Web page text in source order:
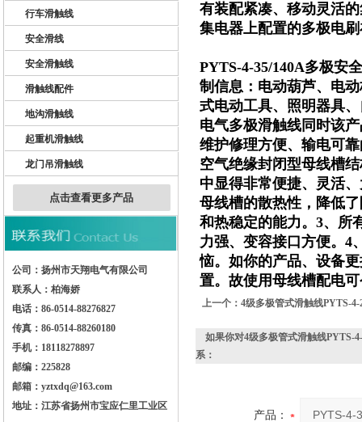
行车滑触线
安全滑线
安全滑触线
滑触线配件
地沟滑触线
起重机滑触线
龙门吊滑触线
点击查看更多产品
公司：扬州市天翔电气有限公司
联系人：柏海娇
电话：86-0514-88276827
传真：86-0514-88260180
手机：18118278897
邮编：225828
邮箱：yztxdq@163.com
地址：江苏省扬州市宝应仁里工业区
有装配紧凑、移动灵活
集电器上配置的多极电
PYTS-4-35/140A多极安
制信息：电动葫芦、电
式电动工具、照明器具
电气多极滑触线同时该
维护修理方便、输电可
空气绝缘封闭型母线槽
中显得非常便捷、灵活
母线槽的散热性，降低
和热稳定的能力。3、所
力强、变容接口方便。4
恼。如你的产品、设备
置。故使用母线槽配电
上一个： 4级多极管式滑触线PYTS-
如果你对4级多极管式滑触线PYTS-
系：
产品：